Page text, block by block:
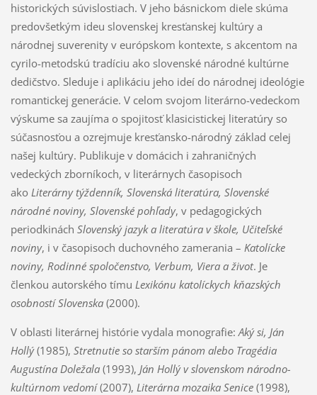
historických súvislostiach. V jeho básnickom diele skúma
predovšetkým ideu slovenskej kresťanskej kultúry a
národnej suverenity v európskom kontexte, s akcentom na
cyrilo-metodskú tradíciu ako slovenské národné kultúrne
dedičstvo. Sleduje i aplikáciu jeho ideí do národnej ideológie
romantickej generácie. V celom svojom literárno-vedeckom
výskume sa zaujíma o spojitosť klasicistickej literatúry so
súčasnosťou a ozrejmuje kresťansko-národný základ celej
našej kultúry. Publikuje v domácich i zahraničných
vedeckých zborníkoch, v literárnych časopisoch
ako Literárny týždenník, Slovenská literatúra, Slovenské
národné noviny, Slovenské pohľady, v pedagogických
periodkinách Slovenský jazyk a literatúra v škole, Učiteľské
noviny, i v časopisoch duchovného zamerania – Katolícke
noviny, Rodinné spoločenstvo, Verbum, Viera a život. Je
členkou autorského tímu Lexikónu katolíckych kňazských
osobností Slovenska (2000).
V oblasti literárnej histórie vydala monografie: Aký si, Ján
Hollý(1985), Stretnutie so starším pánom alebo Tragédia
Augustína Doležala (1993), Ján Hollý v slovenskom národno-
kultúrnom vedomí(2007), Literárna mozaika Senice(1998),